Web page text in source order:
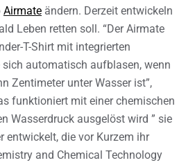
Airmate ändern. Derzeit entwickeln
Leben retten soll. “Der Airmate
T-Shirt mit integrierten
automatisch aufblasen, wenn
Zentimeter unter Wasser ist”,
funktioniert mit einer chemischen
Wasserdruck ausgelöst wird ” sie
entwickelt, die vor Kurzem ihr
and Chemical Technology